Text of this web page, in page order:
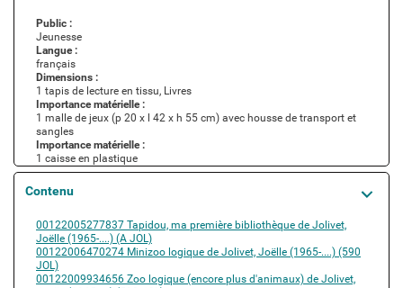
Public :
Jeunesse
Langue :
français
Dimensions :
1 tapis de lecture en tissu, Livres
Importance matérielle :
1 malle de jeux (p 20 x l 42 x h 55 cm) avec housse de transport et
sangles
Importance matérielle :
1 caisse en plastique
Contenu
Contient
00122005277837 Tapidou, ma première bibliothèque de Jolivet,
Joëlle (1965-....) (A JOL)
00122006470274 Minizoo logique de Jolivet, Joëlle (1965-....) (590
JOL)
00122009934656 Zoo logique (encore plus d'animaux) de Jolivet,